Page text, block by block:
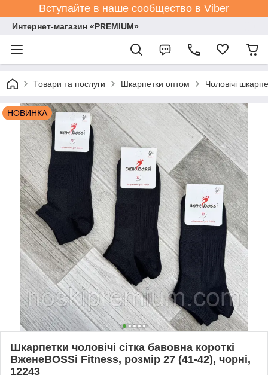
Вступайте в наше сообщество в Viber
Интернет-магазин «PREMIUM»
Товари та послуги Шкарпетки оптом Чоловічі
НОВИНКА
Шкарпетки чоловічі сітка бавовна короткі
ВженеBOSSі Fitness, розмір 27 (41-42), чорні,
12243